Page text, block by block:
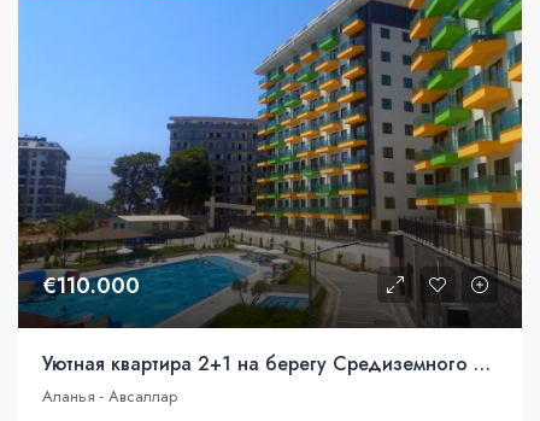
€110.000
Уютная квартира 2+1 на берегу Средиземного моря за 110 000 евро!
Аланья - Авсаллар